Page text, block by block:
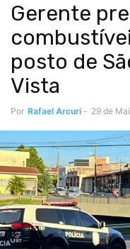
Gerente
posto de
Vista
Por Rafael Arcuri - 29 de